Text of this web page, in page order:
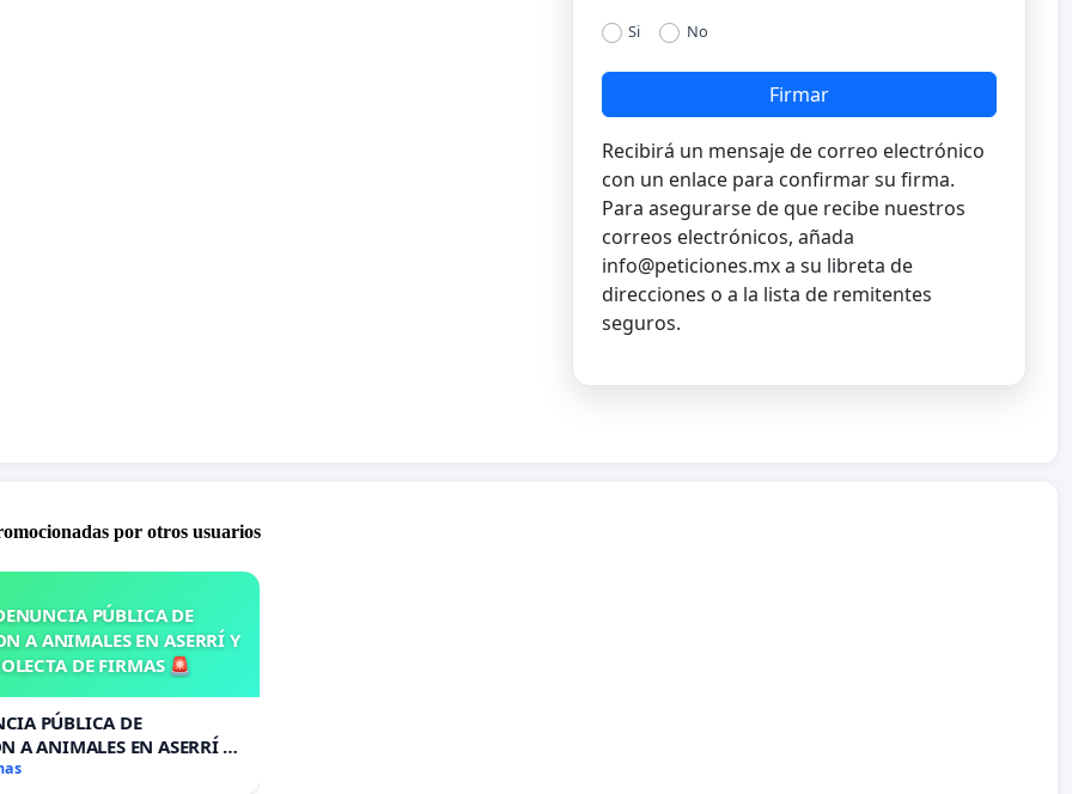
que atenten contra la comunidad universitaria
pedimos que te unas a esta petición...
Si No
Firmar
Recibirá un mensaje de correo electrónico
con un enlace para confirmar su firma.
Para asegurarse de que recibe nuestros
correos electrónicos, añada
info@peticiones.mxa su libreta de
direcciones o a la lista de remitentes
seguros.
por otros usuarios
PÚBLICA DE
A ANIMALES EN ASERRÍ Y
DE FIRMAS 🚨
PÚBLICA DE
A ANIMALES EN ASERRÍ Y
DE FIRMAS 🚨